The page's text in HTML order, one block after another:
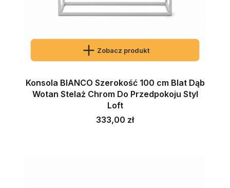
Zobacz produkt
Konsola BIANCO Szerokość 100 cm Blat Dąb
Wotan Stelaż Chrom Do Przedpokoju Styl
Loft
Cena
333,00 zł